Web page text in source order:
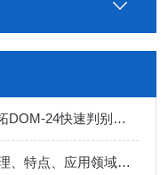
高温直测无惧热油！ATAGO爱拓DOM-24快速判别食用油TPM/AV值
Atago爱拓在线浓度计的工作原理、特点、应用领域以及未来的发展趋势